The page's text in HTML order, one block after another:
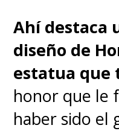
Ahí destaca
diseño de
estatua que
honor que le
haber sido el